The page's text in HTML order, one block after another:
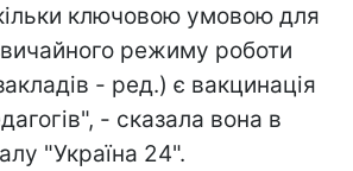
ключовою умовою для
режиму роботи
- ред.) є вакцинація
- сказала вона в
"Україна 24".